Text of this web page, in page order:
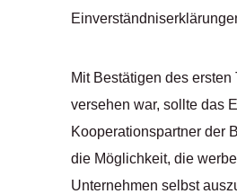
Mit Bestätigen des
versehen war, sollte das
Kooperationspartner der
die Möglichkeit, die
Unternehmen selbst